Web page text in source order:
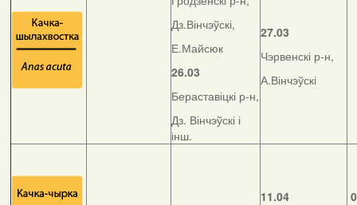
Дз.Вінчэўскі,
Е.Майсюк
26.03
Бераставіцкі р-н,
Дз. Вінчэўскі і
інш.
27.03
Чэрвенскі р-н,
А.Вінчэўскі
11.04